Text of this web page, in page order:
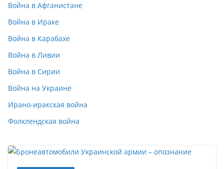
Война в Афганистане
Война в Ираке
Война в Карабахе
Война в Ливии
Война в Сирии
Война на Украине
Ирано-иракская война
Фолклендская война